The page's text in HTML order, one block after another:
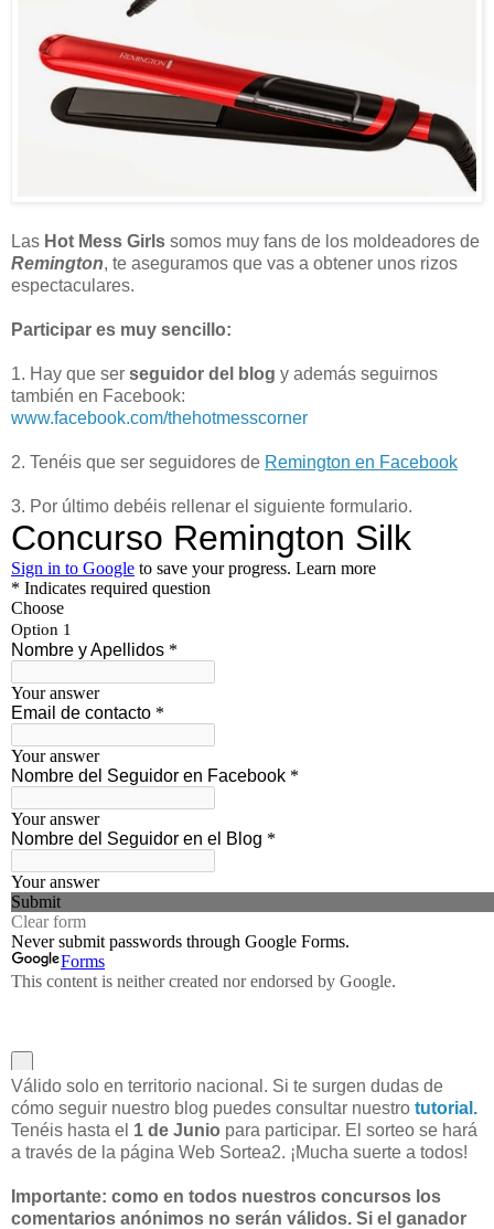
Las Hot Mess Girls somos muy fans de los moldeadores de
Remington, te aseguramos que vas a obtener unos rizos
espectaculares.
Participar es muy sencillo:
1. Hay que ser seguidor del blog y además seguirnos
también en Facebook:
www.facebook.com/thehotmesscorner
2. Tenéis que ser seguidores de Remington en Facebook
3. Por último debéis rellenar el siguiente formulario.
Válido solo en territorio nacional. Si te surgen dudas de
cómo seguir nuestro blog puedes consultar nuestro tutorial.
Tenéis hasta el 1 de Junio para participar. El sorteo se hará
a través de la página Web Sortea2. ¡Mucha suerte a todos!
Importante: como en todos nuestros concursos los
comentarios anónimos no serán válidos. Si el ganador